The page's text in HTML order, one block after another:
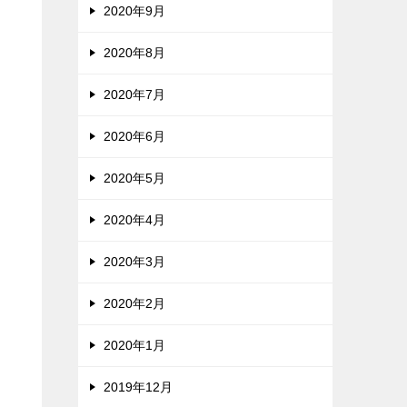
2020年9月
2020年8月
2020年7月
2020年6月
2020年5月
2020年4月
2020年3月
2020年2月
2020年1月
2019年12月